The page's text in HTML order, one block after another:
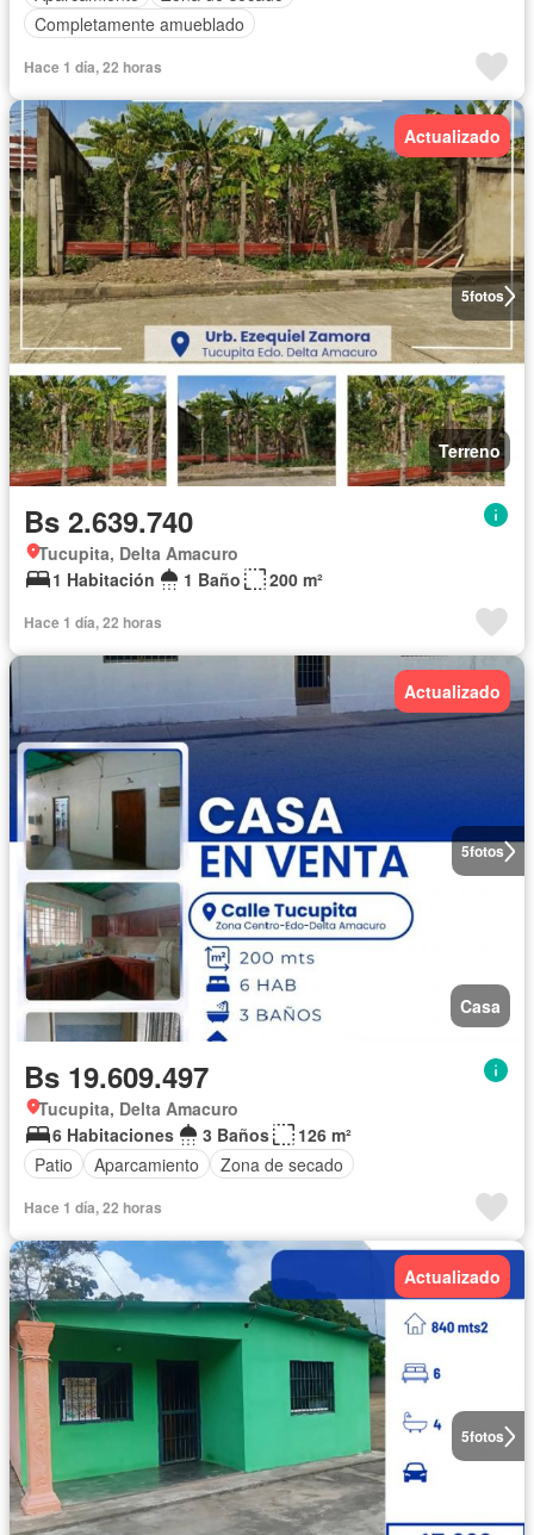
Completamente amueblado
Hace 1 día, 22 horas
5fotos
Actualizado
Terreno
Bs 2.639.740
Tucupita, Delta Amacuro
1 Habitación
1 Baño 200 m²
Hace 1 día, 22 horas
5fotos
Actualizado
Casa
Bs 19.609.497
Tucupita, Delta Amacuro
6 Habitaciones
3 Baños
126 m²
Patio
Aparcamiento Zona de secado
Hace 1 día, 22 horas
5fotos
Actualizado